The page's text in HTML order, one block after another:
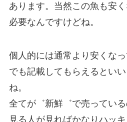
あります。当然この魚も安
必要なんですけどね。
個人的には通常より安くな
でも記載してもらえるとい
ね。
全てが゛新鮮゛で売ってい
見る人が見ればかなりハッ